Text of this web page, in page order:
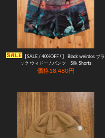
【SALE / 40%OFF ! 】 Black weirdos ブラ
ック ウィドー / パンツ Silk Shorts
価格18,480円